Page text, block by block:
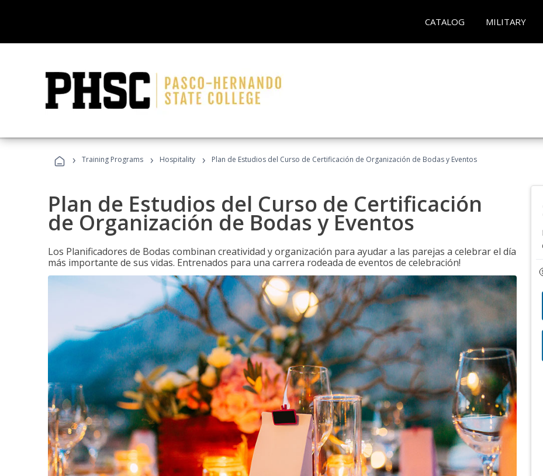
CATALOG MILITARY
› Training Programs › Hospitality › Plan de Estudios del Curso de Certificación de Organización de Bodas y Eventos
Plan de Estudios del Curso de Certificación
de Organización de Bodas y Eventos
Los Planificadores de Bodas combinan creatividad y organización para ayudar a las parejas a celebrar el día
más importante de sus vidas. Entrenados para una carrera rodeada de eventos de celebración!